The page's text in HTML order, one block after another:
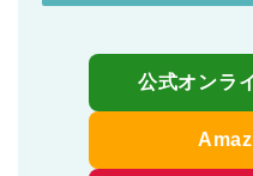
公式オンラ